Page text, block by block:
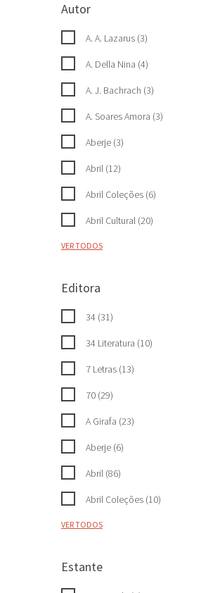
Autor
A. A. Lazarus (3)
A. Della Nina (4)
A. J. Bachrach (3)
A. Soares Amora (3)
Aberje (3)
Abril (12)
Abril Coleções (6)
Abril Cultural (20)
VER TODOS
Editora
34 (31)
34 Literatura (10)
7 Letras (13)
70 (29)
A Girafa (23)
Aberje (6)
Abril (86)
Abril Coleções (10)
VER TODOS
Estante